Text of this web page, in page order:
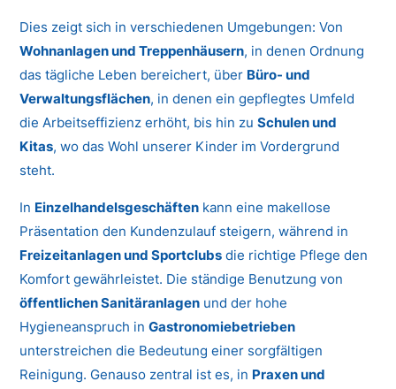
Dies zeigt sich in verschiedenen Umgebungen: Von
Wohnanlagen und Treppenhäusern, in denen Ordnung
das tägliche Leben bereichert, über Büro- und
Verwaltungsflächen, in denen ein gepflegtes Umfeld
die Arbeitseffizienz erhöht, bis hin zuSchulen und
Kitas, wo das Wohl unserer Kinder im Vordergrund
steht.
In Einzelhandelsgeschäften kann eine makellose
Präsentation den Kundenzulauf steigern, während in
Freizeitanlagen und Sportclubs die richtige Pflege den
Komfort gewährleistet. Die ständige Benutzung von
öffentlichen Sanitäranlagen und der hohe
Hygieneanspruch inGastronomiebetrieben
unterstreichen die Bedeutung einer sorgfältigen
Reinigung. Genauso zentral ist es, in Praxen und